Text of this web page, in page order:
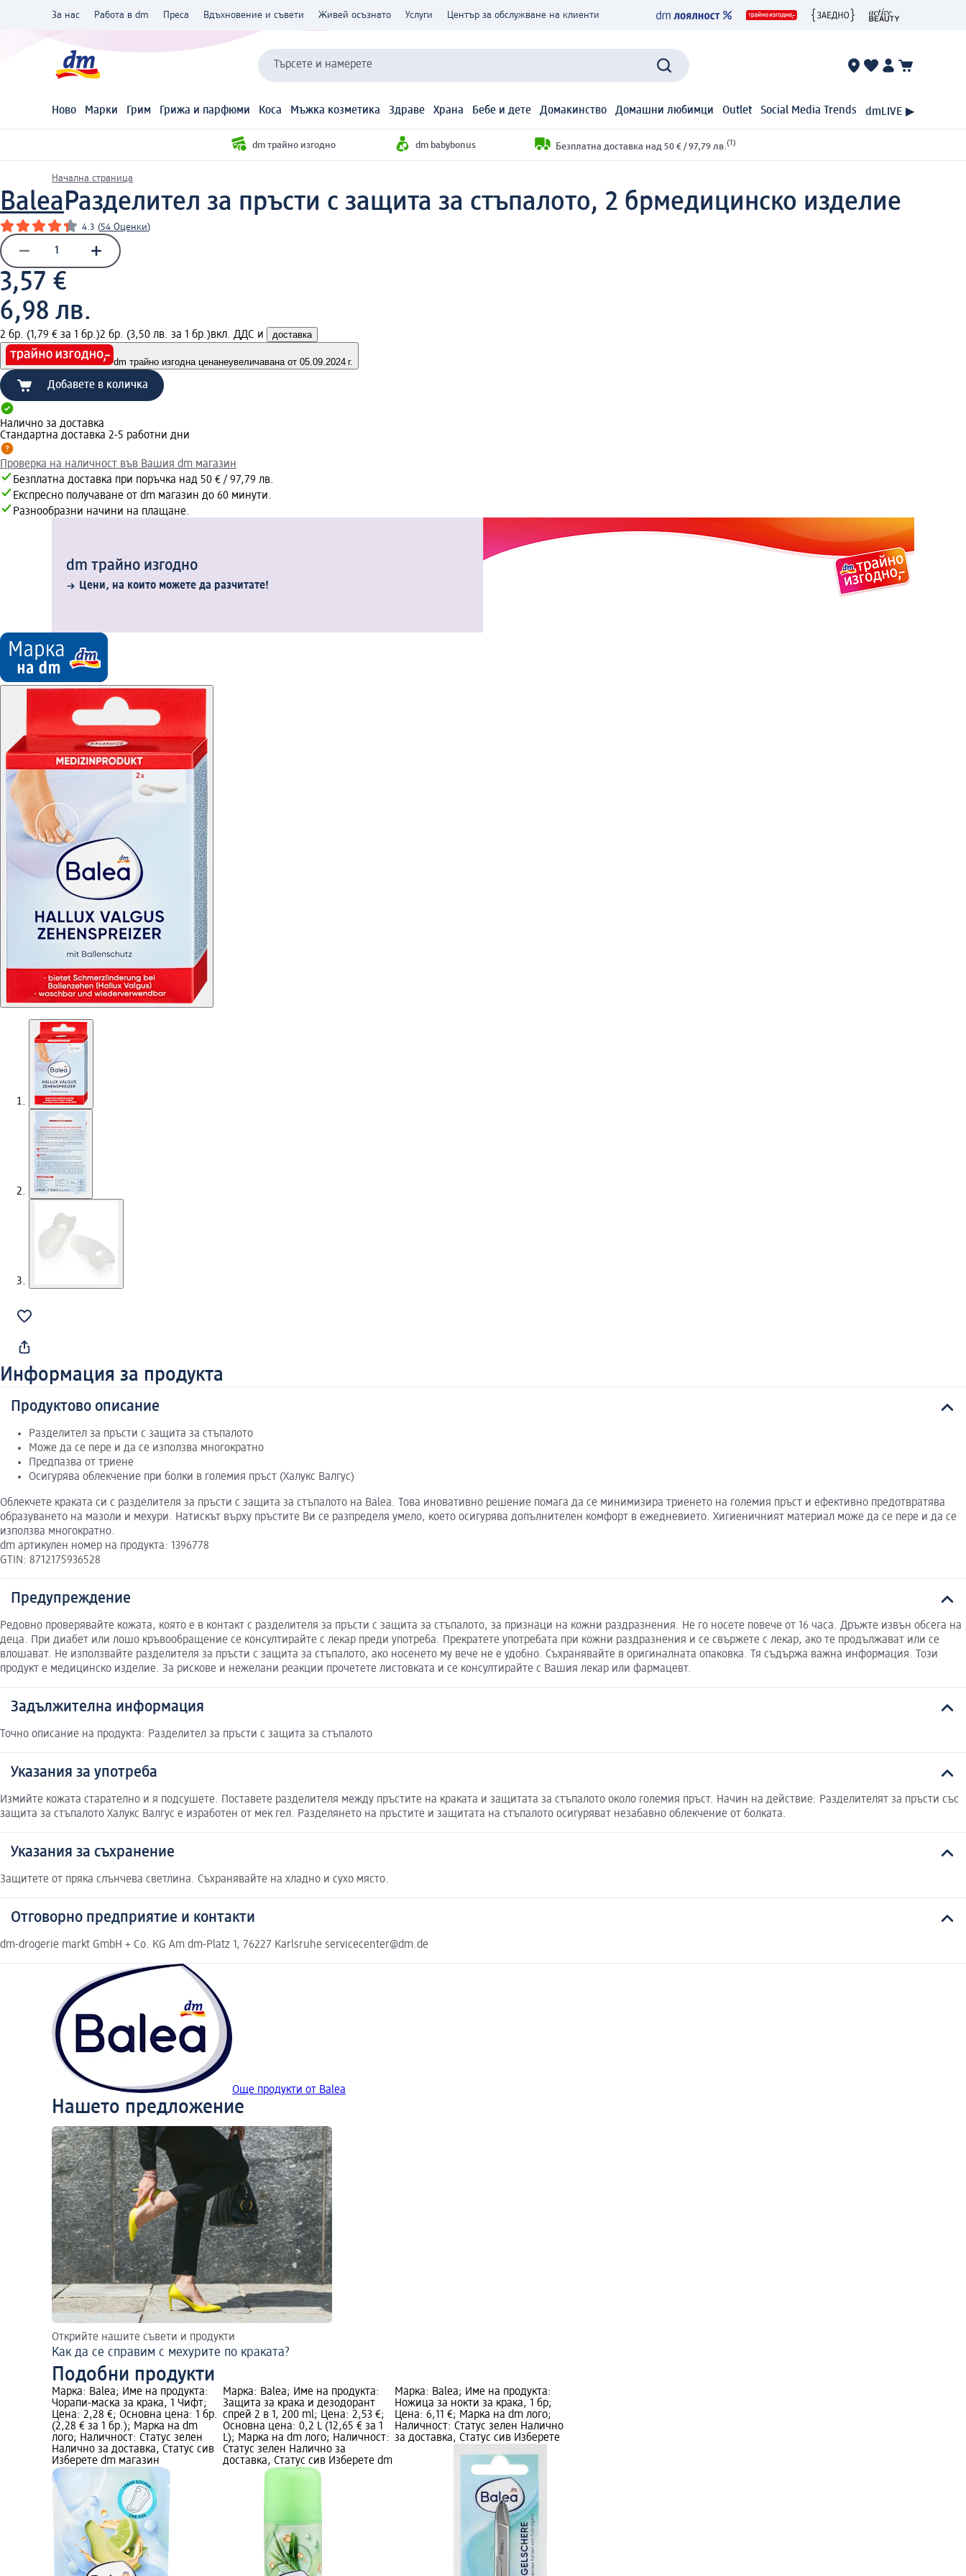
За нас Работа в dm Преса Вдъхновение и съвети Живей осъзнато Услуги Център за обслужване на клиенти
Търсете и намерете
Ново Марки Грим Грижа и парфюми Коса Мъжка козметика Здраве Храна Бебе и дете Домакинство Домашни любимци Outlet Social Media Trends dmLIVE ▶
dm трайно изгодно dm babybonus Безплатна доставка над 50 € / 97,79 лв. (1)
Начална страница
BaleaРазделител за пръсти с защита за стъпалото, 2 брмедицинско изделие
4.3 (54 Оценки)
3,57 €
6,98 лв.
2 бр. (1,79 € за 1 бр.)2 бр. (3,50 лв. за 1 бр.)вкл. ДДС и доставка
dm трайно изгодна ценанеувеличавана от 05.09.2024 г.
Добавете в количка
Налично за доставка
Стандартна доставка 2-5 работни дни
Проверка на наличност във Вашия dm магазин
Безплатна доставка при поръчка над 50 € / 97,79 лв.
Експресно получаване от dm магазин до 60 минути.
Разнообразни начини на плащане.
dm трайно изгодно
Цени, на които можете да разчитате!
Информация за продукта
Продуктово описание
Разделител за пръсти с защита за стъпалото
Може да се пере и да се използва многократно
Предпазва от триене
Осигурява облекчение при болки в големия пръст (Халукс Валгус)
Облекчете краката си с разделителя за пръсти с защита за стъпалото на Balea. Това иновативно решение помага да се минимизира триенето на големия пръст и ефективно предотвратява
образуването на мазоли и мехури. Натискът върху пръстите Ви се разпределя умело, което осигурява допълнителен комфорт в ежедневието. Хигиеничният материал може да се пере и да се
използва многократно.
dm артикулен номер на продукта: 1396778
GTIN: 8712175936528
Предупреждение
Редовно проверявайте кожата, която е в контакт с разделителя за пръсти с защита за стъпалото, за признаци на кожни раздразнения. Не го носете повече от 16 часа. Дръжте извън обсега на
деца. При диабет или лошо кръвообращение се консултирайте с лекар преди употреба. Прекратете употребата при кожни раздразнения и се свържете с лекар, ако те продължават или се
влошават. Не използвайте разделителя за пръсти с защита за стъпалото, ако носенето му вече не е удобно. Съхранявайте в оригиналната опаковка. Тя съдържа важна информация. Този
продукт е медицинско изделие. За рискове и нежелани реакции прочетете листовката и се консултирайте с Вашия лекар или фармацевт.
Задължителна информация
Точно описание на продукта: Разделител за пръсти с защита за стъпалото
Указания за употреба
Измийте кожата старателно и я подсушете. Поставете разделителя между пръстите на краката и защитата за стъпалото около големия пръст. Начин на действие: Разделителят за пръсти със
защита за стъпалото Халукс Валгус е изработен от мек гел. Разделянето на пръстите и защитата на стъпалото осигуряват незабавно облекчение от болката.
Указания за съхранение
Защитете от пряка слънчева светлина. Съхранявайте на хладно и сухо място.
Отговорно предприятие и контакти
dm-drogerie markt GmbH + Co. KG Am dm-Platz 1, 76227 Karlsruhe servicecenter@dm.de
Още продукти от Balea
Нашето предложение
Открийте нашите съвети и продукти
Как да се справим с мехурите по краката?
Подобни продукти
Марка: Balea; Име на продукта:
Чорапи-маска за крака, 1 Чифт;
Цена: 2,28 €; Основна цена: 1 бр.
(2,28 € за 1 бр.); Марка на dm
лого; Наличност: Статус зелен
Налично за доставка, Статус сив
Изберете dm магазин
Марка: Balea; Име на продукта:
Защита за крака и дезодорант
спрей 2 в 1, 200 ml; Цена: 2,53 €;
Основна цена: 0,2 L (12,65 € за 1
L); Марка на dm лого; Наличност:
Статус зелен Налично за
доставка, Статус сив Изберете dm
Марка: Balea; Име на продукта:
Ножица за нокти за крака, 1 бр;
Цена: 6,11 €; Марка на dm лого;
Наличност: Статус зелен Налично
за доставка, Статус сив Изберете